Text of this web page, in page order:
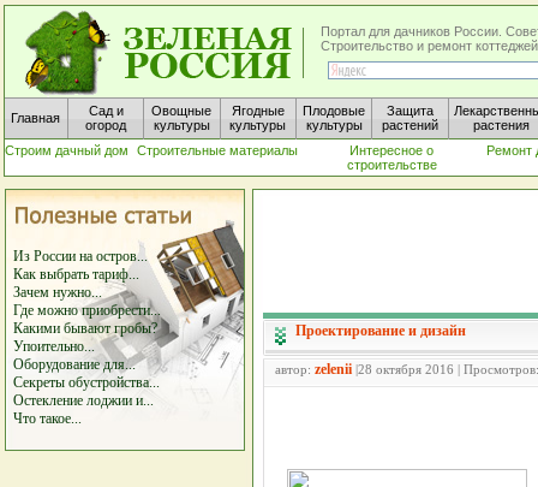
Портал для дачников России.
Строительство и ремонт
Главная
Сад и
огород
Овощные
культуры
Ягодные
культуры
Плодовые
культуры
Защита
растений
растения
Строим дачный дом
Строительные материалы
Интересное о
строительстве
Ремонт
Из России на остров...
Как выбрать тариф...
Зачем нужно...
Где можно приобрести...
Какими бывают гробы?
Упоительно...
Оборудование для...
Секреты обустройства...
Остекление лоджии и...
Что такое...
Проектирование и дизайн
автор: zelenii |28 октября 2016 |